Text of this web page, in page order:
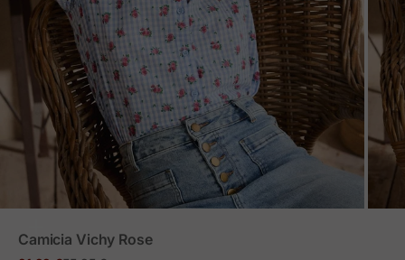
Camicia Vichy Rose